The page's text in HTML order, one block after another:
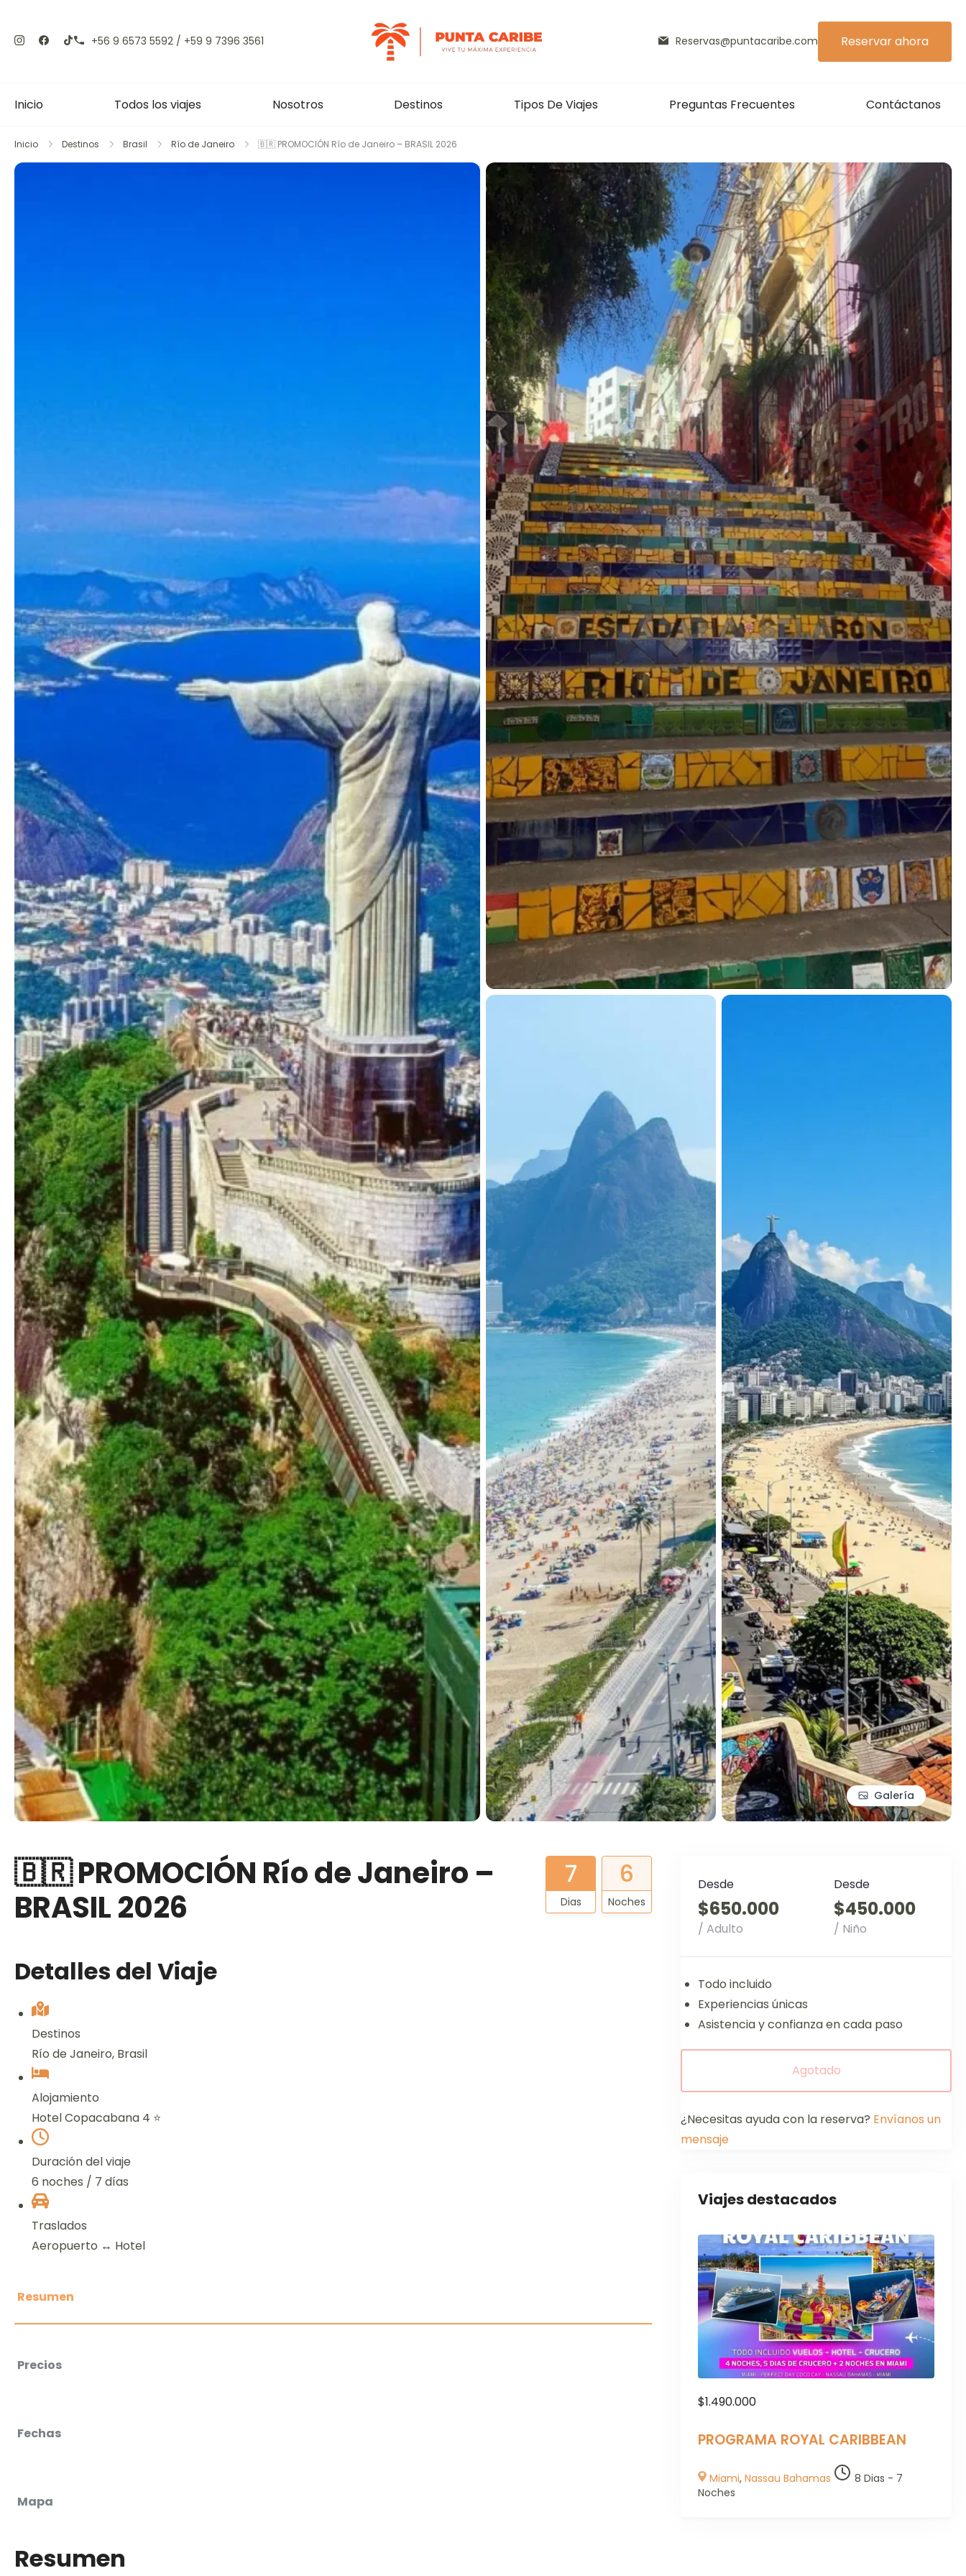
contenido
+56 9 6573 5592 / +59 9 7396 3561 Reservas@puntacaribe.com Reservar ahora
Inicio Todos los viajes Nosotros Destinos Tipos De Viajes Preguntas Frecuentes Contáctanos
Inicio Destinos Brasil Río de Janeiro 🇧🇷 PROMOCIÓN Río de Janeiro – BRASIL 2026
Galería
🇧🇷 PROMOCIÓN Río de Janeiro –
BRASIL 2026
7
Dias
6
Noches
Detalles del Viaje
Destinos
Río de Janeiro, Brasil
Alojamiento
Hotel Copacabana 4 ⭐
Duración del viaje
6 noches / 7 días
Traslados
Aeropuerto ↔ Hotel
Resumen
Precios
Fechas
Mapa
Resumen
Desde
$650.000
/ Adulto
Desde
$450.000
/ Niño
Todo incluido
Experiencias únicas
Asistencia y confianza en cada paso
Agotado
¿Necesitas ayuda con la reserva? Envíanos un
mensaje
Viajes destacados
$1.490.000
PROGRAMA ROYAL CARIBBEAN
Miami, Nassau Bahamas
8 Dias - 7
Noches